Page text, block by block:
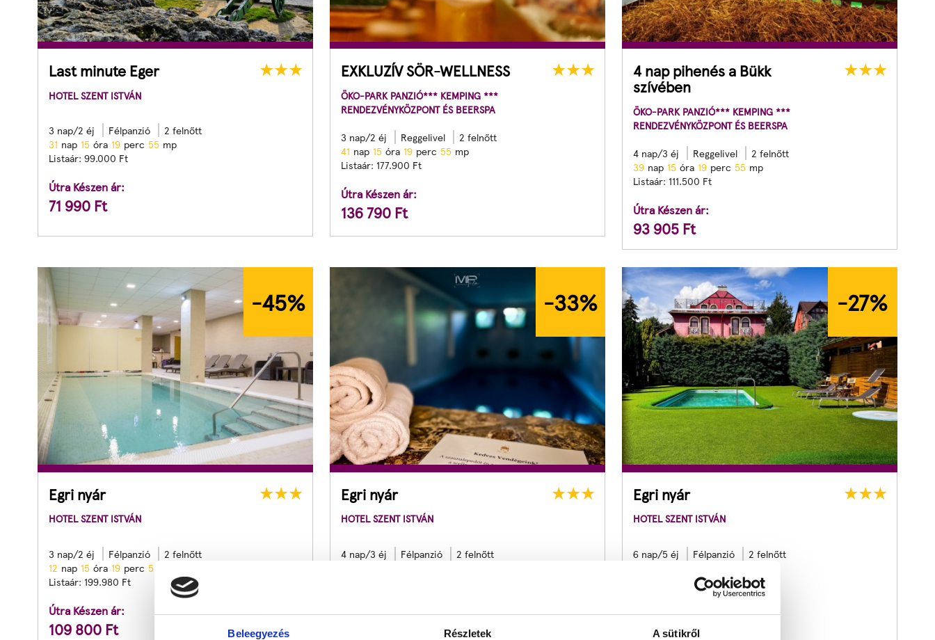
Beleegyezés Részletek A sütikről
Last minute Eger
HOTEL SZENT ISTVÁN
3 nap/2 éj Félpanzió
2 felnőtt
31 nap 15 óra 19 perc 53 mp
Listaár: 99.000 Ft
Útra Készen ár:
71 990 Ft
EXKLUZÍV SÖR-WELLNESS
ÖKO-PARK PANZIÓ*** KEMPING ***
RENDEZVÉNYKÖZPONT ÉS BEERSPA
3 nap/2 éj
Reggelivel
2 felnőtt
41 nap 15 óra 19 perc 53 mp
Listaár: 177.900 Ft
Útra Készen ár:
136 790 Ft
4 nap pihenés a Bükk
szívében
ÖKO-PARK PANZIÓ*** KEMPING ***
RENDEZVÉNYKÖZPONT ÉS BEERSPA
4 nap/3 éj
Reggelivel
2 felnőtt
39 nap 15 óra 19 perc 53 mp
Listaár: 111.500 Ft
Útra Készen ár:
93 905 Ft
-45%
Egri nyár
HOTEL SZENT ISTVÁN
3 nap/2 éj Félpanzió
2 felnőtt
12 nap 15 óra 19 perc 53
Listaár: 199.980 Ft
Útra Készen ár:
109 800 Ft
-33%
Egri nyár
HOTEL SZENT ISTVÁN
4 nap/3 éj Félpanzió
2 felnőtt
Útra Készen ár:
-27%
Egri nyár
HOTEL SZENT ISTVÁN
6 nap/5 éj Félpanzió
2 felnőtt
329.980Ft
Útra Készen ár:
239 800Ft